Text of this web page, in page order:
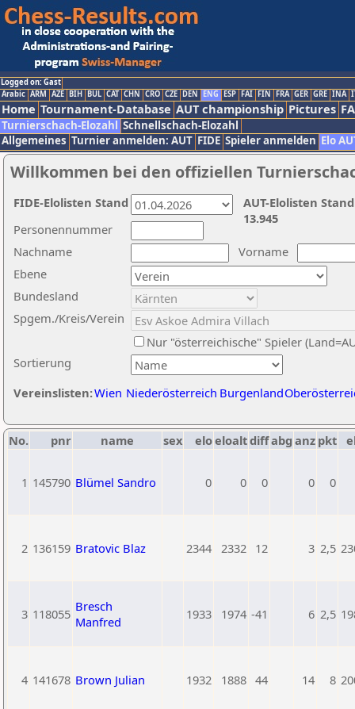
Logged on: Gast
Arabic ARM AZE BIH BUL CAT CHN CRO CZE DEN ENG ESP FAI FIN FRA GER GRE INA
Home Tournament-Database AUT championship Pictures
Turnierschach-Elozahl Schnellschach-Elozahl
Allgemeines Turnier anmelden: AUT FIDE Spieler anmelden Elo
Willkommen bei den offiziellen
Nachname
Vorname
Ebene
Sortierung
Personennummer
Bundesland
Spgem./Kreis/Verein
Nur "österreichische" Spieler
Vereinslisten:Wien Niederösterreich Burgenland
AUT-Elolisten
13.945
FIDE-Elolisten Stand
No. pnr name sex eloeloaltdiffabg anz pkt
1 145790 Blümel Sandro 0 0 0 0 0
2 136159 Bratovic Blaz 2344 2332 12 3 2,5
3 118055 Bresch
Manfred
1933 1974 -41 6 2,5
4 141678 Brown Julian 1932 1888 44 14 8